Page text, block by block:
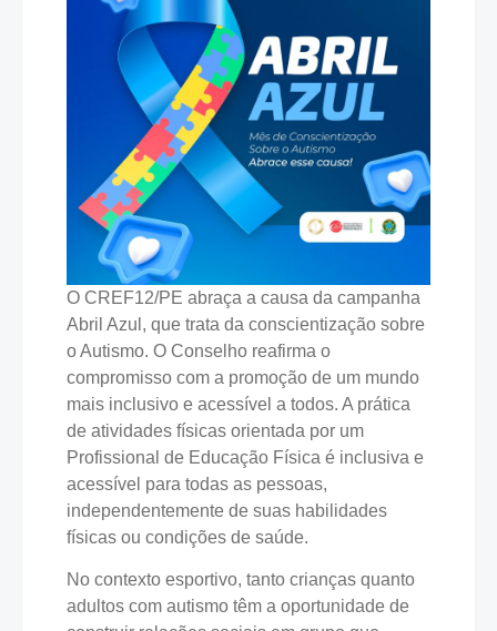
O CREF12/PE abraça a causa da campanha
Abril Azul, que trata da conscientização sobre
o Autismo. O Conselho reafirma o
compromisso com a promoção de um mundo
mais inclusivo e acessível a todos. A prática
de atividades físicas orientada por um
Profissional de Educação Física é inclusiva e
acessível para todas as pessoas,
independentemente de suas habilidades
físicas ou condições de saúde.
No contexto esportivo, tanto crianças quanto
adultos com autismo têm a oportunidade de